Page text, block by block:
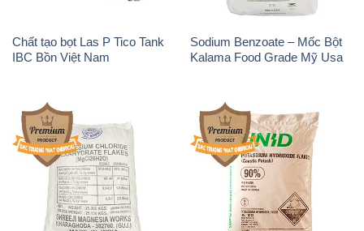
Chất tạo bọt Las P Tico Tank
IBC Bồn Việt Nam
Sodium Benzoate – Mốc Bột
Kalama Food Grade Mỹ Usa